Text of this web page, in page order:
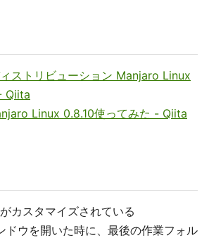
ストリビューション Manjaro Linux
Qiita
Linux 0.8.10使ってみた - Qiita
カスタマイズされている
ドウを開いた時に、最後の作業フォル